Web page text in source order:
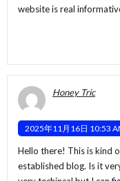
website is real
Honey Tric
2025年11月16日 10:53
Hello there! This is kind
established blog. Is it